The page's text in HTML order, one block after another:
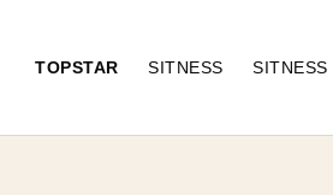
TOPSTAR SITNESS SITNESS